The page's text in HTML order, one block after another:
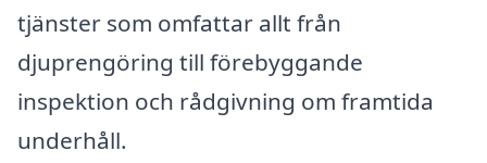
tjänster som omfattar allt från
djuprengöring till förebyggande
inspektion och rådgivning om framtida
underhåll.